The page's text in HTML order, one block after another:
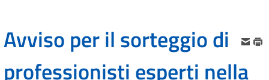
Avviso per il sorteggio di
professionisti esperti nella